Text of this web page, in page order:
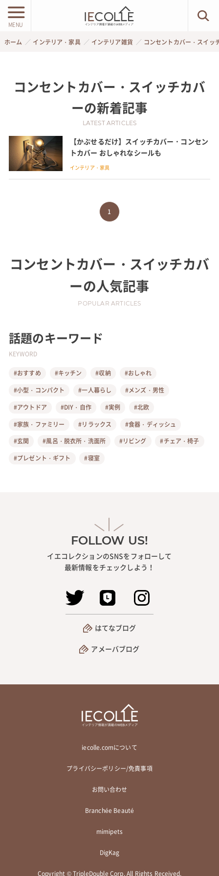
MENU
ホーム インテリア・家具 インテリア雑貨 コンセントカバー・スイッ
コンセントカバー・スイッチカバ
ーの新着記事
LATEST ARTICLES
【かぶせるだけ】スイッチカバー・コンセン
トカバー おしゃれなシールも
インテリア・家具
1
コンセントカバー・スイッチカバ
ーの人気記事
POPULAR ARTICLES
話題のキーワード
KEYWORD
#おすすめ #キッチン #収納
#おしゃれ
#小型・コンパクト
#一人暮らし
#メンズ・男性
#アウトドア
#DIY・自作 #実例
#北欧
#家族・ファミリー
#リラックス
#食器・ディッシュ
#玄関
#風呂・脱衣所・洗面所 #リビング
#チェア・椅子
#プレゼント・ギフト
#寝室
FOLLOW US!
イエコレクションのSNSをフォローして
最新情報をチェックしよう！
はてなブログ
アメーバブログ
iecolle.comについて
プライバシーポリシー/免責事項
お問い合わせ
Branchée Beauté
mimipets
DigKag
Copyright © TripleDouble Corp. All Rights Received.